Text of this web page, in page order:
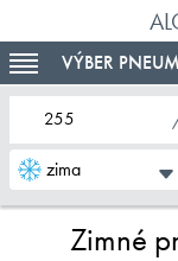
TOGGLE NAVIGATION
VÝBER
zima
nominálna šírka
Zimné